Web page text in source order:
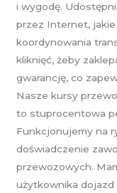
i wygodę.
przez Internet,
koordynowania
kliknięć, żeby
gwarancję, co
Nasze kursy
to stuprocentowa
Funkcjonujemy na
doświadczenie
przewozowych.
użytkownika